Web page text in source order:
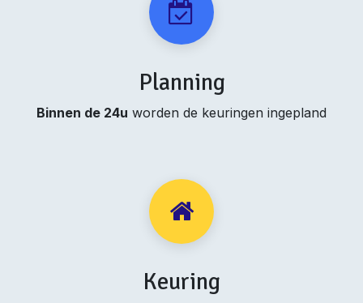
Planning
Binnen de 24u worden de keuringen ingepland
Keuring